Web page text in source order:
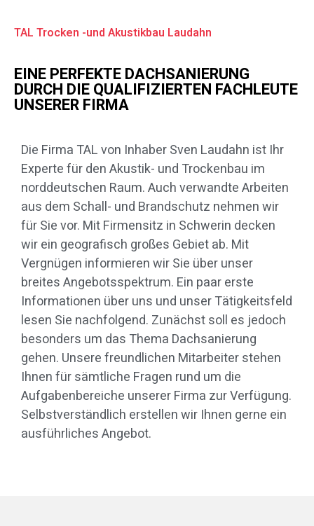
TAL Trocken -und Akustikbau Laudahn
EINE PERFEKTE DACHSANIERUNG
DURCH DIE QUALIFIZIERTEN FACHLEUTE
UNSERER FIRMA
Die Firma TAL von Inhaber Sven Laudahn ist Ihr
Experte für den Akustik- und Trockenbau im
norddeutschen Raum. Auch verwandte Arbeiten
aus dem Schall- und Brandschutz nehmen wir
für Sie vor. Mit Firmensitz in Schwerin decken
wir ein geografisch großes Gebiet ab. Mit
Vergnügen informieren wir Sie über unser
breites Angebotsspektrum. Ein paar erste
Informationen über uns und unser Tätigkeitsfeld
lesen Sie nachfolgend. Zunächst soll es jedoch
besonders um das Thema Dachsanierung
gehen. Unsere freundlichen Mitarbeiter stehen
Ihnen für sämtliche Fragen rund um die
Aufgabenbereiche unserer Firma zur Verfügung.
Selbstverständlich erstellen wir Ihnen gerne ein
ausführliches Angebot.